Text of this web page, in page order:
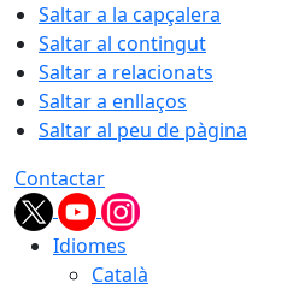
Saltar a la capçalera
Saltar al contingut
Saltar a relacionats
Saltar a enllaços
Saltar al peu de pàgina
Contactar
Idiomes
Català